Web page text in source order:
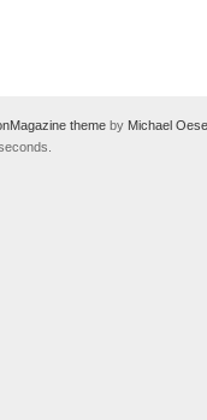
theme by Michael